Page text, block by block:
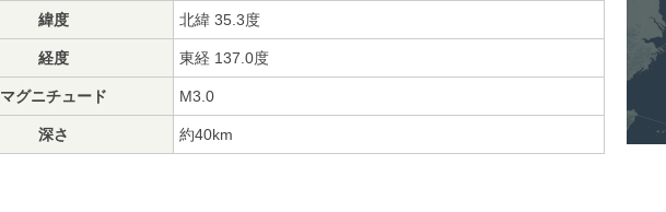
緯度 北緯 35.3度
経度 東経 137.0度
マグニチュード M3.0
深さ 約40km